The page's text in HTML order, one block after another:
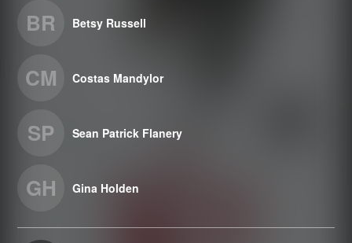
BR Betsy Russell
CM Costas Mandylor
SP Sean Patrick Flanery
GH Gina Holden